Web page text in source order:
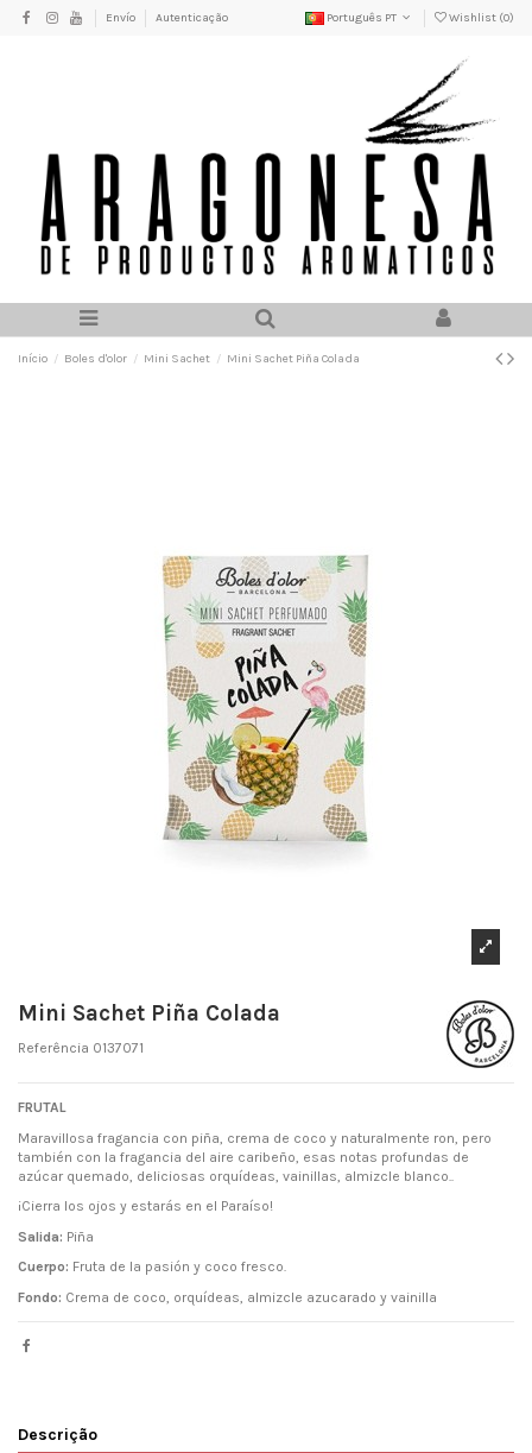
Envío Autenticação Português PT Wishlist (0)
Início Boles d'olor Mini Sachet Mini Sachet Piña Colada
Mini Sachet Piña Colada
Referência 0137071
FRUTAL
Maravillosa fragancia con piña, crema de coco y naturalmente ron, pero
también con la fragancia del aire caribeño, esas notas profundas de
azúcar quemado, deliciosas orquídeas, vainillas, almizcle blanco..
¡Cierra los ojos y estarás en el Paraíso!
Salida: Piña
Cuerpo: Fruta de la pasión y coco fresco.
Fondo: Crema de coco, orquídeas, almizcle azucarado y vainilla
Descrição